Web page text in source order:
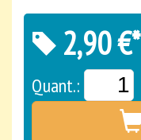
2,90 €*
Quant.: